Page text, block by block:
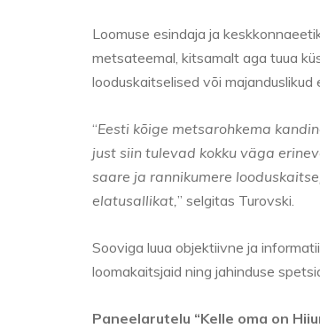
Loomuse esindaja ja
metsateemal, kitsamalt aga tuua
looduskaitselised või majanduslikud
“Eesti kõige metsarohkema
just siin tulevad kokku väga
saare ja rannikumere
elatusallikat,” selgitas Turovski.
Sooviga luua objektiivne ja
loomakaitsjaid ning jahinduse
Paneelarutelu “Kelle oma on